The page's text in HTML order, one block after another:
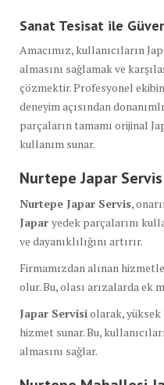
Sanat Tesisat ile
Amacımız, kullanıcıların
almasını sağlamak ve
çözmektir. Profesyonel
deneyim açısından
parçaların tamamı orijinal
kullanım sunar.
Nurtepe Japar Servis
Nurtepe Japar Servis,
Japar yedek parçalarını
ve dayanıklılığını artırır.
Firmamızdan alınan
olur. Bu, olası arızalarda ek
Japar Servisiolarak,
hizmet sunar. Bu,
almasını sağlar.